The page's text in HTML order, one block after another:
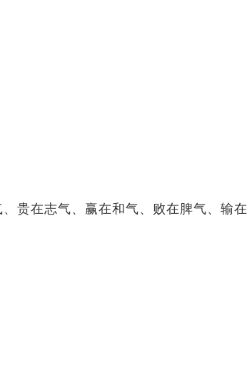
贵在志气、赢在和气、败在脾气、输在